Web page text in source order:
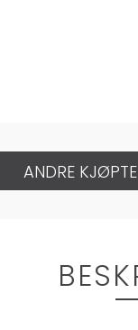
ANDRE KJØPTE